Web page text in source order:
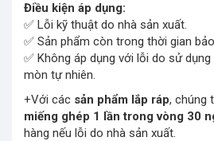
Điều kiện áp dụng:
✅ Lỗi kỹ thuật do nhà sản xuất.
✅ Sản phẩm còn trong thời gian
✅ Không áp dụng với lỗi do sử
mòn tự nhiên.
+Với các sản phẩm lắp ráp, chúng
miếng ghép 1 lần trong vòng 30
hàng nếu lỗi do nhà sản xuất.